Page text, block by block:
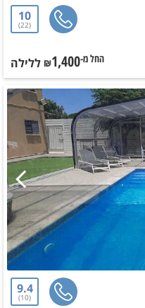
10
22
החל מ-₪1,400 ללילה
9.4
10